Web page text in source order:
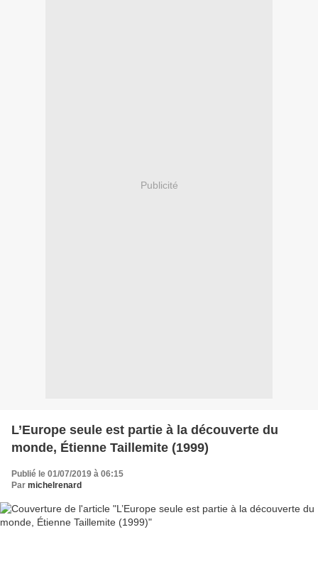
Publicité
L’Europe seule est partie à la découverte du
monde, Étienne Taillemite (1999)
Publié le 01/07/2019 à 06:15
Par michelrenard